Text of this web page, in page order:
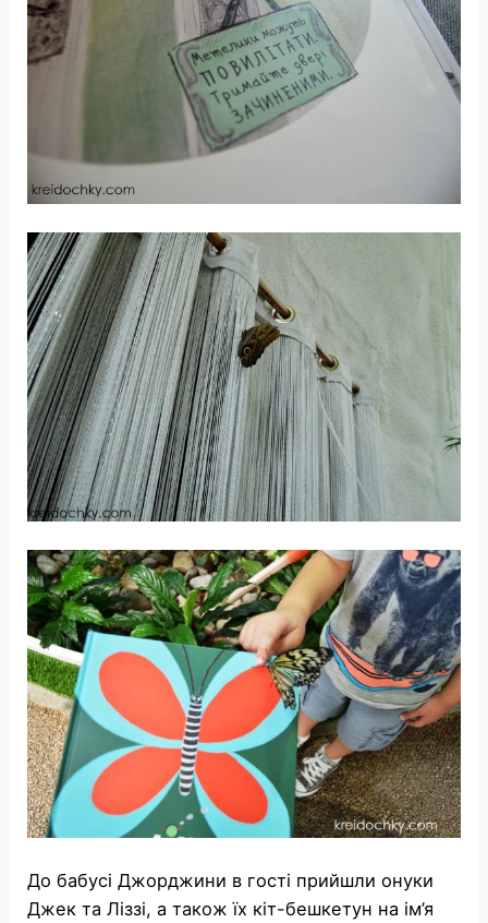
До бабусі Джорджини в гості прийшли онуки
Джек та Ліззі, а також їх кіт-бешкетун на ім’я